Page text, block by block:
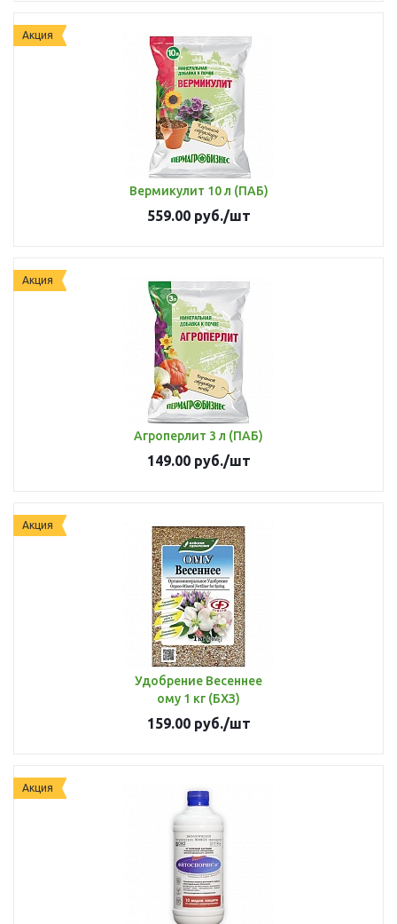
Акция
Вермикулит 10 л (ПАБ)
559.00руб./шт
Акция
Агроперлит 3 л (ПАБ)
149.00руб./шт
Акция
Удобрение Весеннее
ому 1 кг (БХЗ)
159.00руб./шт
Акция